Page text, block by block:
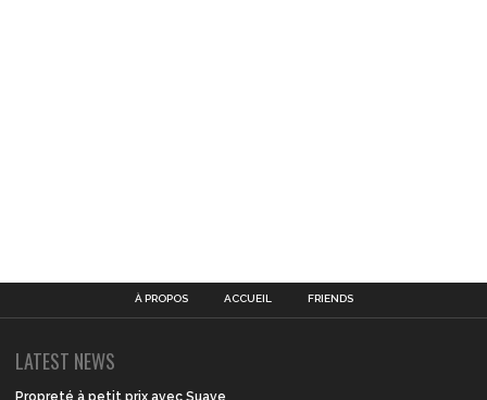
À PROPOS ACCUEIL FRIENDS
LATEST NEWS
Propreté à petit prix avec Suave